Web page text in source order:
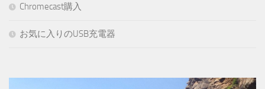
Chromecast購入
お気に入りのUSB充電器